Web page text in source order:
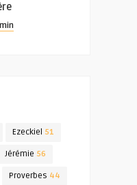
Ezeckiel 51
Jérémie 56
Proverbes 44